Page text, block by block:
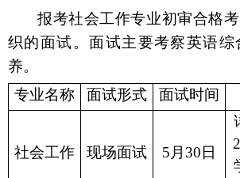
报考社会工作专业初审合格
织的面试。面试主要考察英语
养。
专业名称
面试形式 面试时间
社会工作 现场面试 5月30日